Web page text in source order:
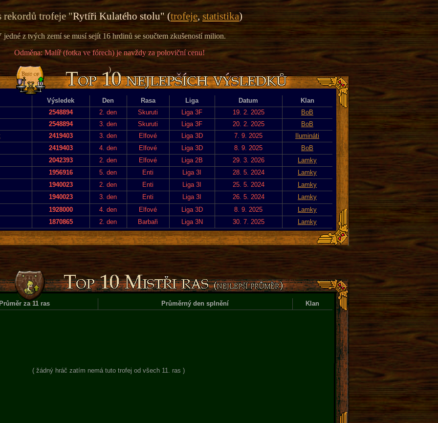
rekordů trofeje "Rytíři Kulatého stolu" (trofeje,statistika)
jedné z tvých zemí se musí sejít 16 hrdinů se součtem zkušeností milion.
Odměna: Malíř (fotka ve fórech) je navždy za poloviční cenu!
)
Výsledek Den Rasa Liga Datum
Klan
2548894
2. den Skuruti Liga 3F 19. 2. 2025
BoB
2548894
3. den Skuruti Liga 3F 20. 2. 2025
BoB
2419403 3. den Elfové Liga 3D 7. 9. 2025
Ilumináti
2419403
4. den Elfové Liga 3D 8. 9. 2025
BoB
2042393
2. den Elfové Liga 2B 29. 3. 2026
Lamky
1956916
5. den Enti Liga 3I 28. 5. 2024
Lamky
1940023
2. den Enti Liga 3I 25. 5. 2024
Lamky
1940023
3. den Enti Liga 3I 26. 5. 2024
Lamky
1928000
4. den Elfové Liga 3D 8. 9. 2025
Lamky
1870865
2. den Barbaři Liga 3N 30. 7. 2025 Lamky
za 11 ras Průměrný den splnění Klan
( žádný hráč zatím nemá tuto trofej od všech 11. ras )